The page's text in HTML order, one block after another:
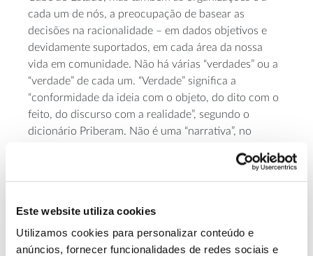
Este website utiliza cookies
Utilizamos cookies para personalizar conteúdo e
anúncios, fornecer funcionalidades de redes sociais e
cada um de nós, a preocupação de basear as
decisões na racionalidade – em dados objetivos e
devidamente suportados, em cada área da nossa
vida em comunidade. Não há várias “verdades” ou a
“verdade” de cada um. “Verdade” significa a
“conformidade da ideia com o objeto, do dito com o
feito, do discurso com a realidade”, segundo o
dicionário Priberam. Não é uma “narrativa”, no
referido, mas um encadeamento lógico que procura
a cada passo manter-se fiel ao referencial.